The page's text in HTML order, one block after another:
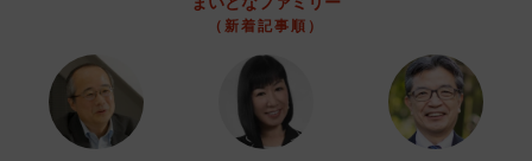
（新着記事順）